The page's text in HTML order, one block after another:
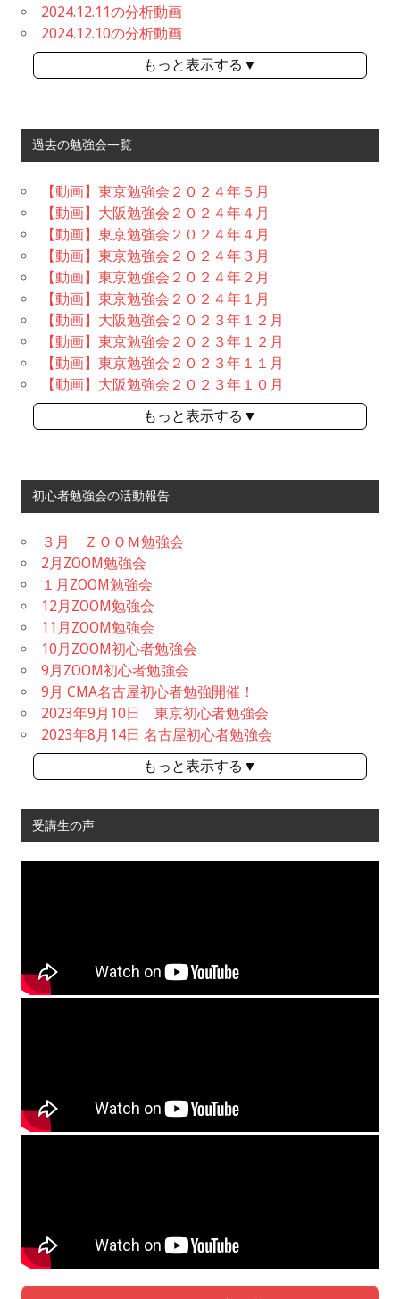
2024.12.11の分析動画
2024.12.10の分析動画
もっと表示する▼
過去の勉強会一覧
【動画】東京勉強会２０２４年５月
【動画】大阪勉強会２０２４年４月
【動画】東京勉強会２０２４年４月
【動画】東京勉強会２０２４年３月
【動画】東京勉強会２０２４年２月
【動画】東京勉強会２０２４年１月
【動画】大阪勉強会２０２３年１２月
【動画】東京勉強会２０２３年１２月
【動画】東京勉強会２０２３年１１月
【動画】大阪勉強会２０２３年１０月
もっと表示する▼
初心者勉強会の活動報告
３月 ＺＯＯＭ勉強会
2月ZOOM勉強会
１月ZOOM勉強会
12月ZOOM勉強会
11月ZOOM勉強会
10月ZOOM初心者勉強会
9月ZOOM初心者勉強会
9月 CMA名古屋初心者勉強開催！
2023年9月10日 東京初心者勉強会
2023年8月14日 名古屋初心者勉強会
もっと表示する▼
受講生の声